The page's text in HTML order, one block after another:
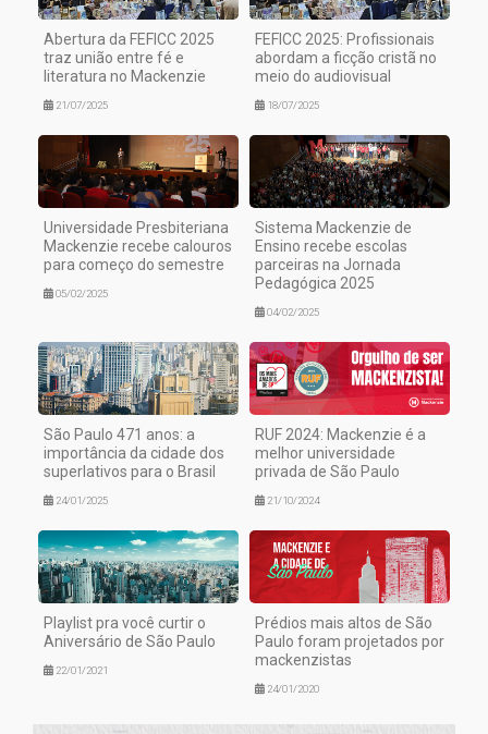
Abertura da FEFICC 2025
traz união entre fé e
literatura no Mackenzie
21/07/2025
FEFICC 2025: Profissionais
abordam a ficção cristã no
meio do audiovisual
18/07/2025
Universidade Presbiteriana
Mackenzie recebe calouros
para começo do semestre
05/02/2025
Sistema Mackenzie de
Ensino recebe escolas
parceiras na Jornada
Pedagógica 2025
04/02/2025
São Paulo 471 anos: a
importância da cidade dos
superlativos para o Brasil
24/01/2025
RUF 2024: Mackenzie é a
melhor universidade
privada de São Paulo
21/10/2024
Playlist pra você curtir o
Aniversário de São Paulo
22/01/2021
Prédios mais altos de São
Paulo foram projetados por
mackenzistas
24/01/2020